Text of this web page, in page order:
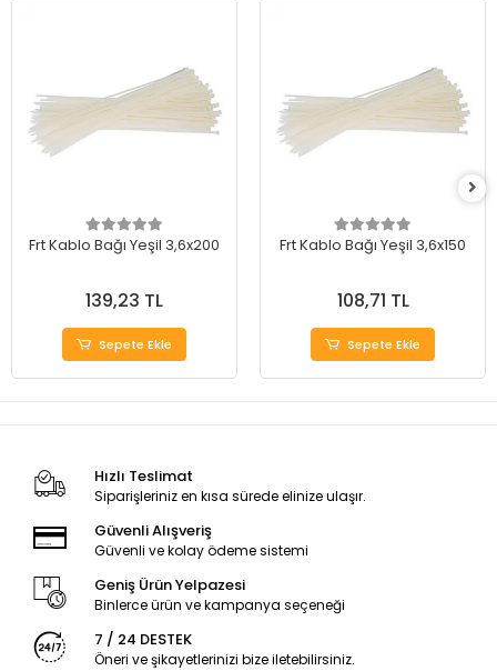
Frt Kablo Bağı Yeşil 3,6x200
139,23 TL
Sepete Ekle
Frt Kablo Bağı Yeşil 3,6x150
108,71 TL
Sepete Ekle
Hızlı Teslimat
Siparişleriniz en kısa sürede elinize ulaşır.
Güvenli Alışveriş
Güvenli ve kolay ödeme sistemi
Geniş Ürün Yelpazesi
Binlerce ürün ve kampanya seçeneği
7 / 24 DESTEK
Öneri ve şikayetlerinizi bize iletebilirsiniz.